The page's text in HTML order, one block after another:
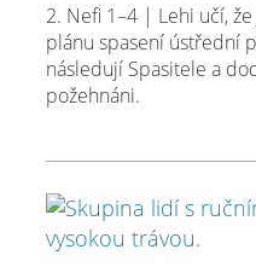
2. Nefi 1–4 | Lehi učí, že
plánu spasení ústřední
následují Spasitele a
požehnáni.